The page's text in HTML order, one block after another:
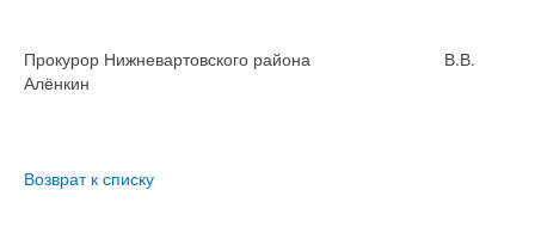
Прокурор Нижневартовского района В.В.
Алёнкин
Возврат к списку